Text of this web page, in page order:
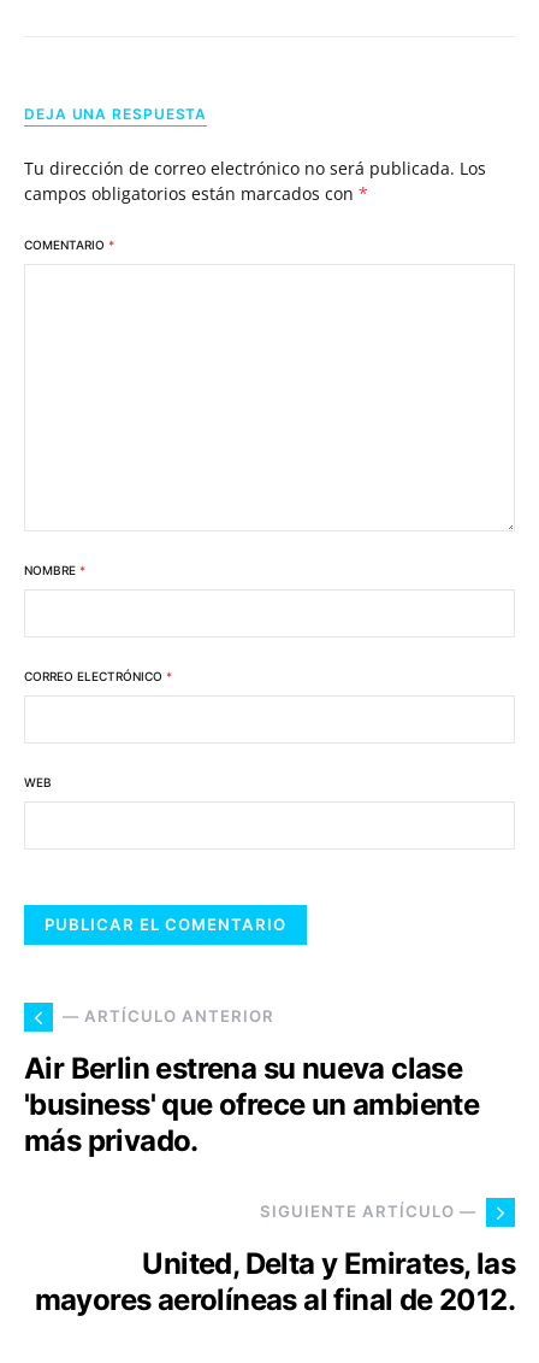
DEJA UNA RESPUESTA
Tu dirección de correo electrónico no será publicada. Los
campos obligatorios están marcados con *
COMENTARIO *
NOMBRE *
CORREO ELECTRÓNICO *
WEB
— ARTÍCULO ANTERIOR
Air Berlin estrena su nueva clase
'business' que ofrece un ambiente
más privado.
SIGUIENTE ARTÍCULO —
United, Delta y Emirates, las
mayores aerolíneas al final de 2012.